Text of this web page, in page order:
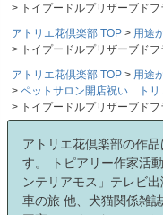
トイプードルプリザーブド
アトリエ花倶楽部 TOP
用途
トイプードルプリザーブド
アトリエ花倶楽部 TOP
用途
ペットサロン開店祝い トリ
トイプードルプリザーブド
アトリエ花倶楽部の作
す。 トピアリー作家活
ンテリアモス」テレビ
車の旅 他、犬猫関係雑